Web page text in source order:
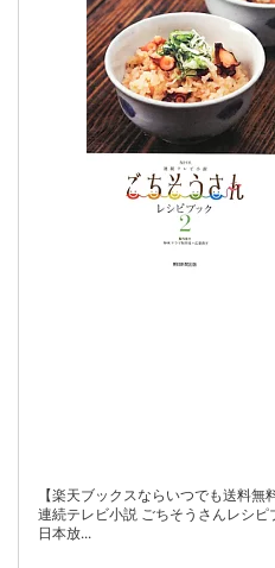
【楽天ブックスならいつでも送料無
連続テレビ小説 ごちそうさんレシピ
日本放...